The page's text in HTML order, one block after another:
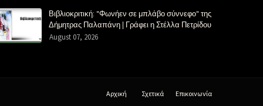
Βιβλιοκριτική: "Φωνήεν σε μπλάβο σύννεφο" της
Δήμητρας Παλαπάνη | Γράφει η Στέλλα Πετρίδου
August 07, 2026
Αρχική Σχετικά Επικοινωνία